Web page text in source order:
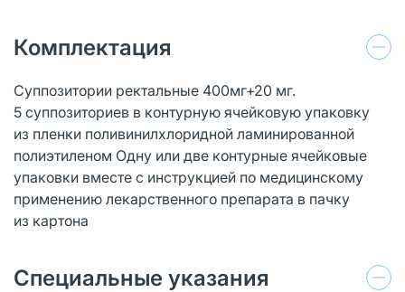
Комплектация
Суппозитории ректальные 400мг+20 мг.
5 суппозиториев в контурную ячейковую упаковку
из пленки поливинилхлоридной ламинированной
полиэтиленом Одну или две контурные ячейковые
упаковки вместе с инструкцией по медицинскому
применению лекарственного препарата в пачку
из картона
Специальные указания